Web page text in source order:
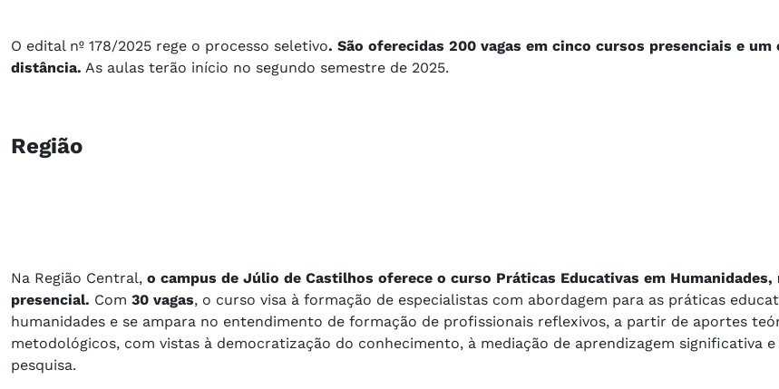
O edital nº 178/2025 rege o processo seletivo. São oferecidas 200 vagas em cinco cursos presenciais e um
distância. As aulas terão início no segundo semestre de 2025.
Região
Na Região Central, o campus de Júlio de Castilhos oferece o curso Práticas Educativas em Humanidades,
presencial. Com 30 vagas, o curso visa à formação de especialistas com abordagem para as práticas
humanidades e se ampara no entendimento de formação de profissionais reflexivos, a partir de aportes
metodológicos, com vistas à democratização do conhecimento, à mediação de aprendizagem significativa
pesquisa.